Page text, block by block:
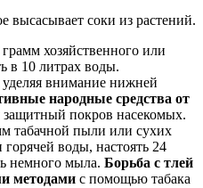
высасывает соки из растений.
грамм хозяйственного или
в 10 литрах воды.
внимание нижней
народные средства от
защитный покров насекомых.
табачной пыли или сухих
горячей воды, настоять 24
немного мыла. Борьба с тлей
методами с помощью табака